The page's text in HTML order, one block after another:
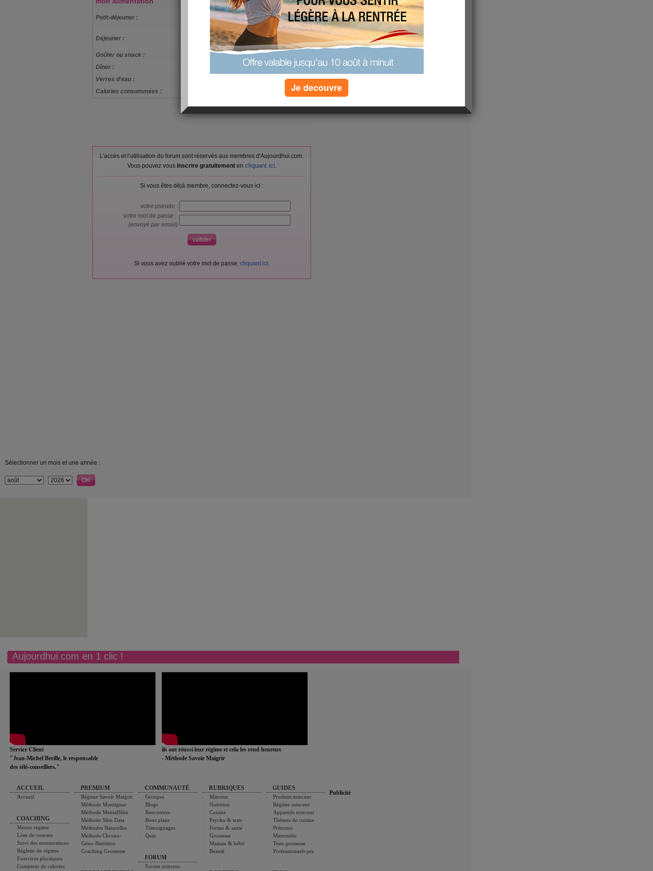
Petit-déjeuner :
cafe noir lps orange pressée+2 tranches de
Déjeuner :
lapin a la moutarde 2 tranches pain morceau
de fromage
Goûter ou snack :
Dîner :
salade de riz ,un petit suisse
Verres d'eau :
Calories consommées :
(0) commentaires
L’accès et l’utilisation du forum sont réservés aux membres d'Aujourdhui.com.
Vous pouvez vous inscrire gratuitementen cliquant ici.
Si vous êtes déjà membre, connectez-vous ici :
votre pseudo :
votre mot de passe :
(envoyé par email)
Si vous avez oublié votre mot de passe, cliquant ici.
Sélectionner un mois et une année :
Aujourdhui.com en 1 clic !
Service Client
"Jean-Michel Berille, le responsable
des télé-conseillers."
ils ont réussi leur régime et cela les rend heureux
- Méthode Savoir Maigrir
ACCUEIL
Accueil
COACHING
Menus régime
Liste de courses
Suivi des mensurations
Réglette de régime
Exercices physiques
Compteur de calories
PREMIUM
Régime Savoir Maigrir
Méthode Montignac
Méthode MentalSlim
Méthode Slim Data
Méthodes Naturelles
Méthode Chrono-
Géno-Nutrition
Coaching Grossesse
COMMUNAUTÉ
Groupes
Blogs
Rencontres
Bons plans
Témoignages
Quiz
FORUM
Forum minceur
RUBRIQUES
Minceur
Nutrition
Cuisine
Psycho & tests
Forme & santé
Grossesse
Maman & bébé
Beauté
GUIDES
Produits minceur
Régime minceur
Appareils minceur
Thèmes de cuisine
Prénoms
Maternités
Tests grossesse
Professionnels psy
Publicité
Je decouvre